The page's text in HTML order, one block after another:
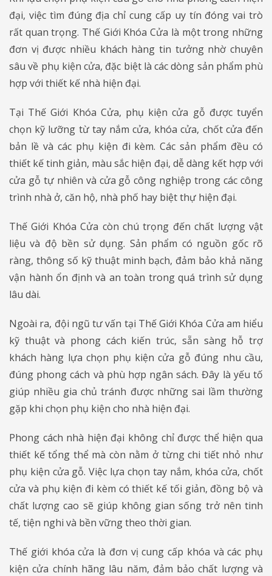
đại, việc tìm đúng địa chỉ cung cấp uy tín đóng vai trò
rất quan trọng. Thế Giới Khóa Cửa là một trong những
đơn vị được nhiều khách hàng tin tưởng nhờ chuyên
sâu về phụ kiện cửa, đặc biệt là các dòng sản phẩm phù
hợp với thiết kế nhà hiện đại.
Tại Thế Giới Khóa Cửa, phụ kiện cửa gỗ được tuyển
chọn kỹ lưỡng từ tay nắm cửa, khóa cửa, chốt cửa đến
bản lề và các phụ kiện đi kèm. Các sản phẩm đều có
thiết kế tinh giản, màu sắc hiện đại, dễ dàng kết hợp với
cửa gỗ tự nhiên và cửa gỗ công nghiệp trong các công
trình nhà ở, căn hộ, nhà phố hay biệt thự hiện đại.
Thế Giới Khóa Cửa còn chú trọng đến chất lượng vật
liệu và độ bền sử dụng. Sản phẩm có nguồn gốc rõ
ràng, thông số kỹ thuật minh bạch, đảm bảo khả năng
vận hành ổn định và an toàn trong quá trình sử dụng
lâu dài.
Ngoài ra, đội ngũ tư vấn tại Thế Giới Khóa Cửa am hiểu
kỹ thuật và phong cách kiến trúc, sẵn sàng hỗ trợ
khách hàng lựa chọn phụ kiện cửa gỗ đúng nhu cầu,
đúng phong cách và phù hợp ngân sách. Đây là yếu tố
giúp nhiều gia chủ tránh được những sai lầm thường
gặp khi chọn phụ kiện cho nhà hiện đại.
Phong cách nhà hiện đại không chỉ được thể hiện qua
thiết kế tổng thể mà còn nằm ở từng chi tiết nhỏ như
phụ kiện cửa gỗ. Việc lựa chọn tay nắm, khóa cửa, chốt
cửa và phụ kiện đi kèm có thiết kế tối giản, đồng bộ và
chất lượng cao sẽ giúp không gian sống trở nên tinh
tế, tiện nghi và bền vững theo thời gian.
Thế giới khóa cửa là đơn vị cung cấp khóa và các phụ
kiện cửa chính hãng lâu năm, đảm bảo chất lượng và